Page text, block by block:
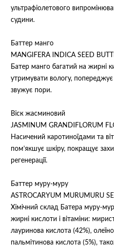
ультрафіолетового
судини.
Баттер манго
MANGIFERA INDICA SEED
Батер манго багатий на жирні
утримувати вологу,
звужує пори.
Віск жасминовий
JASMINUM GRANDIFLORUM
Насичений каротиноїдами та
пом’якшує шкіру, покращує
регенерації.
Баттер муру-муру
ASTROCARYUM MURUMURU
Хімічний склад Батера муру-
жирні кислоти і вітаміни:
лауринова кислота (42%),
пальмітинова кислота (5%),